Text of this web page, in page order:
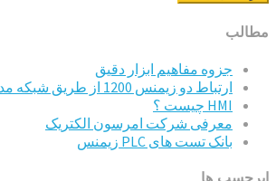
مطالب
جزوه مفاهیم ابزار دقیق
ارتباط دو زیمنس 1200 از طریق شبکه مدباس
HMI چیست ؟
معرفی شرکت امرسون الکتریک
بانک تست های PLC زیمنس